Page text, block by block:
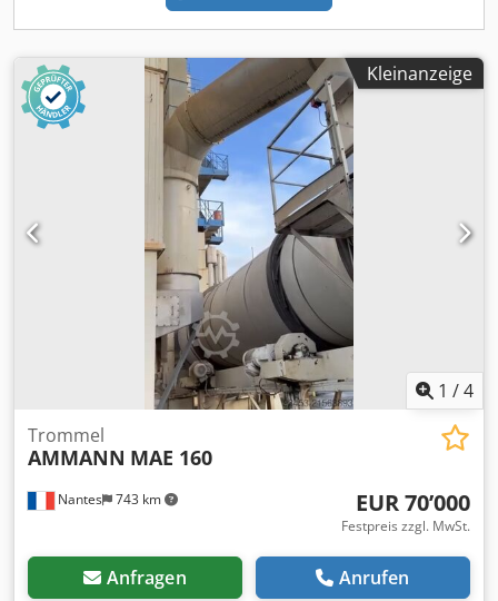
Kleinanzeige
1 /4
Nantes 743 km
Trommel
AMMANN MAE 160
EUR 70’000
Festpreis zzgl. MwSt.
Anfragen Anrufen